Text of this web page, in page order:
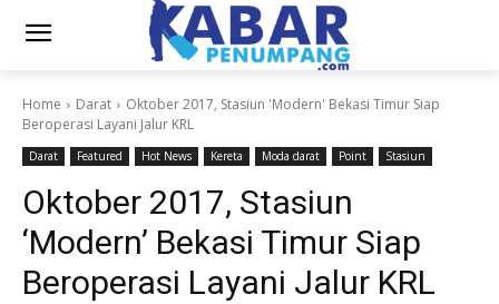
Home Darat
Oktober 2017, Stasiun 'Modern' Bekasi Timur Siap
Beroperasi Layani Jalur KRL
Darat Featured Hot News Kereta Moda darat Point Stasiun
Oktober 2017, Stasiun
‘Modern’ Bekasi Timur Siap
Beroperasi Layani Jalur KRL